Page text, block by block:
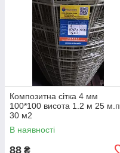
Композитна сітка 4 мм
100*100 висота 1.2 м 25 м.п
30 м2
В наявності
88 ₴